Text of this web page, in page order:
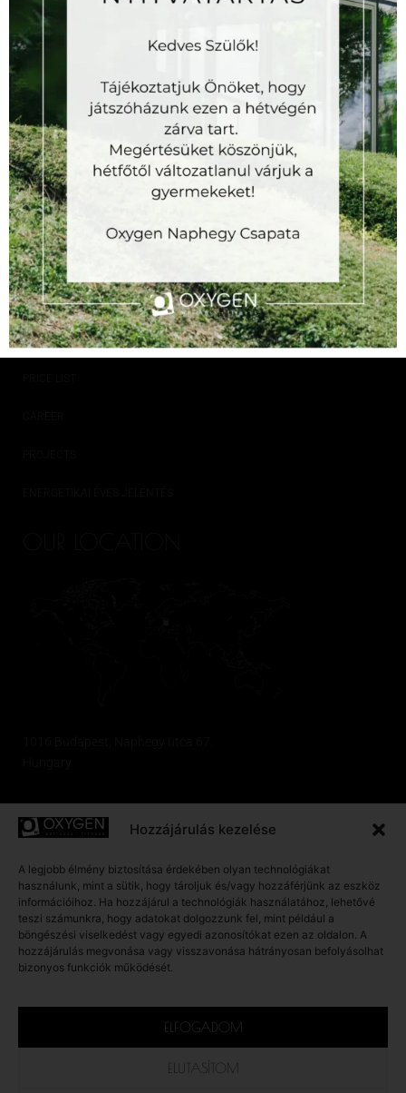
Hozzájárulás kezelése
A legjobb élmény biztosítása érdekében olyan technológiákat
használunk, mint a sütik, hogy tároljuk és/vagy hozzáférjünk az eszköz
információihoz. Ha hozzájárul a technológiák használatához, lehetővé
teszi számunkra, hogy adatokat dolgozzunk fel, mint például a
böngészési viselkedést vagy egyedi azonosítókat ezen az oldalon. A
hozzájárulás megvonása vagy visszavonása hátrányosan befolyásolhat
bizonyos funkciók működését.
ELFOGADOM
ELUTASÍTOM
extensive
fitness , wellness, and massage services across
thousands of square meters.
INFO
GENERAL TERMS AND CONDITIONS
PRIVACY POLICY STATEMENT
RULES
PARENTAL CONSENT STATEMENT
PARKING POLICY
MEDIA OFFER
OPENING TIME
Monday - Friday:
06:00 – 22:30
Saturday – Sunday:
08:00 – 20:00
OXYGEN WELLNESS NAPHEGY KFT.